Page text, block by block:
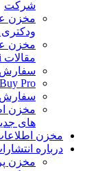
شرکت
مخزن
ودکتری
مخزن
مقالات isi و گرفتن اکسپت
سفارش
Buy Pro
سفارش
مخزن
های
مخزن
درباره
مخزن